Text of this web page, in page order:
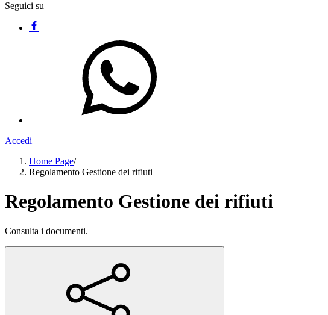
Seguici su
Accedi
Home Page/
Regolamento Gestione dei rifiuti
Regolamento Gestione dei rifiuti
Consulta i documenti.